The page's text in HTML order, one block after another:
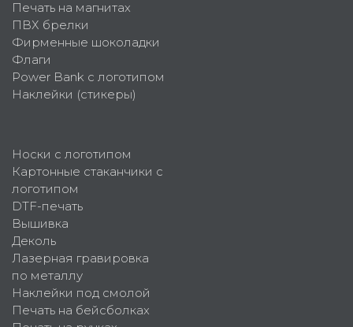
Печать на магнитах
ПВХ брелки
Фирменные шоколадки
Флаги
Power Bank с логотипом
Наклейки (стикеры)
Носки с логотипом
Картонные стаканчики с
логотипом
DTF-печать
Вышивка
Деколь
Лазерная гравировка
по металлу
Наклейки под смолой
Печать на бейсболках